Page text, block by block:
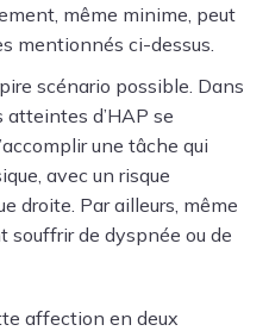
même minime, peut
mentionnés ci-dessus.
scénario possible. Dans
atteintes d’HAP se
une tâche qui
avec un risque
droite. Par ailleurs, même
souffrir de dyspnée ou de
affection en deux